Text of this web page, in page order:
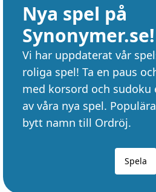
Nya spel på
Synonymer.se!
Vi har uppdaterat vår
roliga spel! Ta en paus
med korsord och sudoku
av våra nya spel.
bytt namn till Ordröj.
Spela